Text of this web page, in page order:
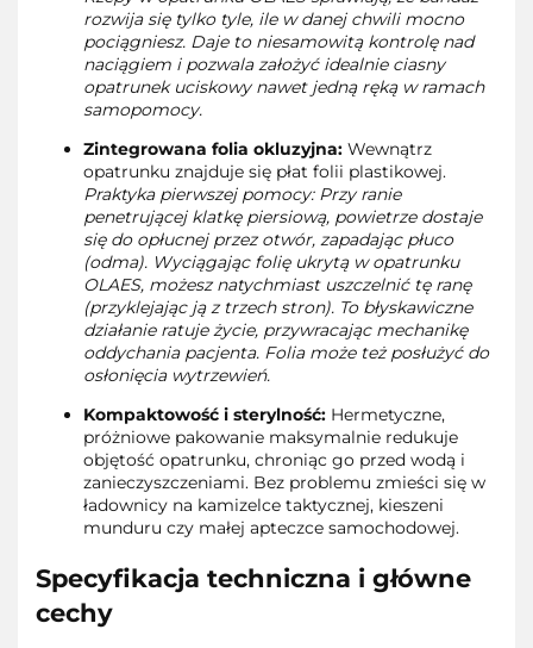
rozwija się tylko tyle, ile w danej chwili mocno
pociągniesz. Daje to niesamowitą kontrolę nad
naciągiem i pozwala założyć idealnie ciasny
opatrunek uciskowy nawet jedną ręką w ramach
samopomocy.
Zintegrowana folia okluzyjna: Wewnątrz
opatrunku znajduje się płat folii plastikowej.
Praktyka pierwszej pomocy: Przy ranie
penetrującej klatkę piersiową, powietrze dostaje
się do opłucnej przez otwór, zapadając płuco
(odma). Wyciągając folię ukrytą w opatrunku
OLAES, możesz natychmiast uszczelnić tę ranę
(przyklejając ją z trzech stron). To błyskawiczne
działanie ratuje życie, przywracając mechanikę
oddychania pacjenta. Folia może też posłużyć do
osłonięcia wytrzewień.
Kompaktowość i sterylność: Hermetyczne,
próżniowe pakowanie maksymalnie redukuje
objętość opatrunku, chroniąc go przed wodą i
zanieczyszczeniami. Bez problemu zmieści się w
ładownicy na kamizelce taktycznej, kieszeni
munduru czy małej apteczce samochodowej.
Specyfikacja techniczna i główne
cechy